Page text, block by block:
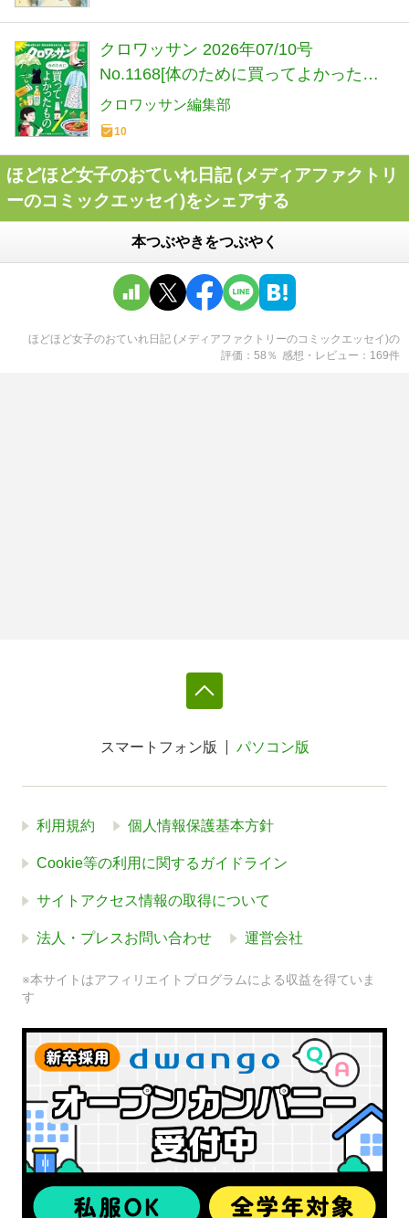
クロワッサン 2026年07/10号
No.1168[体のために買ってよかったも
の]
クロワッサン編集部
10
ほどほど女子のおていれ日記 (メディアファクトリ
ーのコミックエッセイ)をシェアする
本つぶやきをつぶやく
ほどほど女子のおていれ日記 (メディアファクトリーのコミックエッセイ)の
評価
58 ％ 感想・レビュー 169件
スマートフォン版 パソコン版
利用規約 個人情報保護基本方針
Cookie等の利用に関するガイドライン
サイトアクセス情報の取得について
法人・プレスお問い合わせ 運営会社
※本サイトはアフィリエイトプログラムによる収益を得ていま
す